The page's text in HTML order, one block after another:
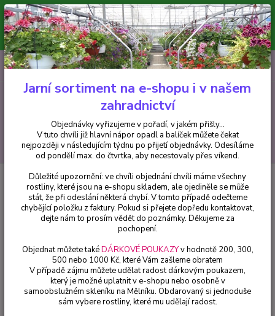
Minimální hodnota pro odeslání z e-shopu je 300 Kč.
V tuto chvíli již hlavní nápor objednávek opadl a balíček můžete čekat
nejpozději v následujícím týdnu po přijetí objednávky. Objednávky
vyřizujeme v pořadí, v jakém přišly...
CZK
Hledat
+420 602 223 614 0ks
za0 Kč
Fuchsie Riedly Fire - cena na prodejně
Riedly Fire - cena na prodejně
Jarní sortiment na e-shopu i v našem
zahradnictví
Objednávky vyřizujeme v pořadí, v jakém přišly...
V tuto chvíli již hlavní nápor opadl a balíček můžete čekat
nejpozději v následujícím týdnu po přijetí objednávky. Odesíláme
od pondělí max. do čtvrtka, aby necestovaly přes víkend.
Důležité upozornění: ve chvíli objednání chvíli máme všechny
rostliny, které jsou na e-shopu skladem, ale ojediněle se může
stát, že při odeslání některá chybí. V tomto případě odečteme
chybějící položku z faktury. Pokud si přejete dopředu kontaktovat,
dejte nám to prosím vědět do poznámky. Děkujeme za
pochopení.
Objednat můžete takéDÁRKOVÉ POUKAZYv hodnotě 200, 300,
500 nebo 1000 Kč, které Vám zašleme obratem
V případě zájmu můžete udělat radost dárkovým poukazem,
který je možné uplatnit v e-shopu nebo osobně v
samoobslužném skleníku na Mělníku. Obdarovaný si jednoduše
sám vybere rostliny, které mu udělají radost.